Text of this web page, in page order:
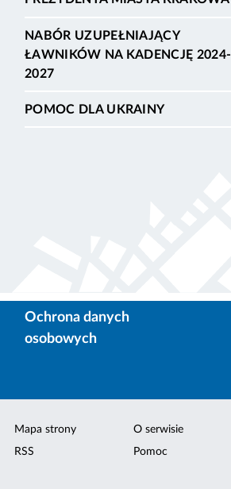
NABÓR UZUPEŁNIAJĄCY
ŁAWNIKÓW NA KADENCJĘ 2024-
2027
POMOC DLA UKRAINY
Ochrona danych
osobowych
Mapa strony
RSS
O serwisie
Pomoc